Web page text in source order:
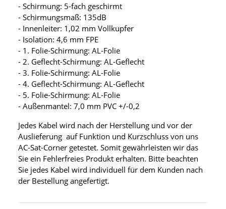
- Schirmung: 5-fach geschirmt
- Schirmungsmaß: 135dB
- Innenleiter: 1,02 mm Vollkupfer
- Isolation: 4,6 mm FPE
- 1. Folie-Schirmung: AL-Folie
- 2. Geflecht-Schirmung: AL-Geflecht
- 3. Folie-Schirmung: AL-Folie
- 4. Geflecht-Schirmung: AL-Geflecht
- 5. Folie-Schirmung: AL-Folie
- Außenmantel: 7,0 mm PVC +/-0,2
Jedes Kabel wird nach der Herstellung und vor der
Auslieferung auf Funktion und Kurzschluss von uns
AC-Sat-Corner getestet. Somit gewährleisten wir das
Sie ein Fehlerfreies Produkt erhalten. Bitte beachten
Sie jedes Kabel wird individuell für dem Kunden nach
der Bestellung angefertigt.